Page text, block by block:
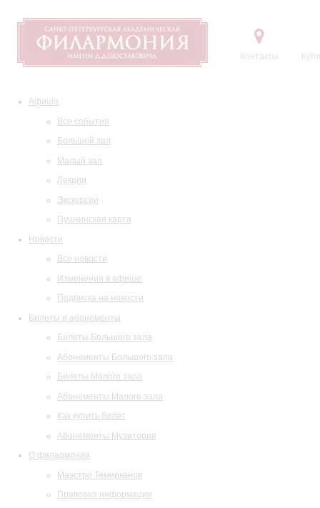
Контакты
Афиша
Все события
Большой зал
Малый зал
Лекции
Экскурсии
Пушкинская карта
Новости
Все новости
Изменения в афише
Подписка на новости
Билеты и абонементы
Билеты Большого зала
Абонементы Большого зала
Билеты Малого зала
Абонементы Малого зала
Как купить билет
Абонементы Музитория
О филармонии
Маэстро Темирканов
Правовая информация